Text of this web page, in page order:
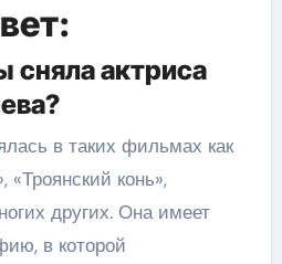
актриса
в таких фильмах как
«Троянский конь»,
других. Она имеет
в которой